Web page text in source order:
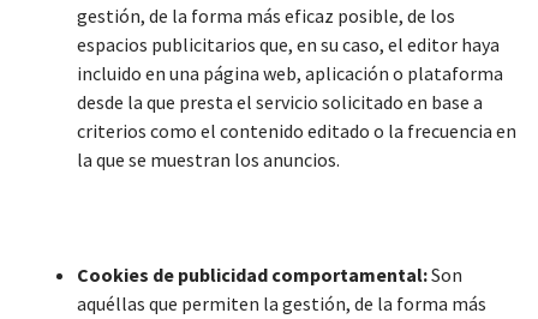
gestión, de la forma más eficaz posible, de los
espacios publicitarios que, en su caso, el editor haya
incluido en una página web, aplicación o plataforma
desde la que presta el servicio solicitado en base a
criterios como el contenido editado o la frecuencia en
la que se muestran los anuncios.
Cookies de publicidad comportamental:Son
aquéllas que permiten la gestión, de la forma más